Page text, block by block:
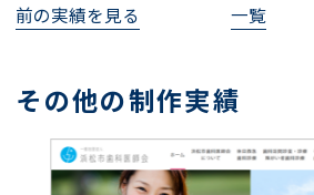
前の実績を見る 一覧
その他の制作実績